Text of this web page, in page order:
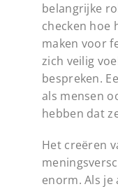
belangrijke
checken hoe
maken voor
zich veilig
bespreken.
als mensen
hebben dat
Het creëren
enorm. Als